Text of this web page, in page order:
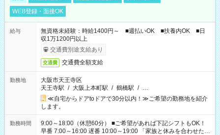
WEB登録・面接OK
給与
無資格未経験：時給1400円～ ■週払いOK ■扶養内OK ■日
収1万1200円以上
交通費別途支給あり
交通費 交通費全額支給
勤務地
大阪市天王寺区
天王寺駅 / 大阪上本町駅 / 鶴橋駅 / …
≪自宅からドアtoドアで30分以内！≫ご希望の勤務地を紹介
します。
勤務時間
9:00～18:00（休憩60分） ■ご希望があれば下記シフトもOK！
早番 7:00～16:00 遅番 10:00～19:00 「家族と休みを合わせた